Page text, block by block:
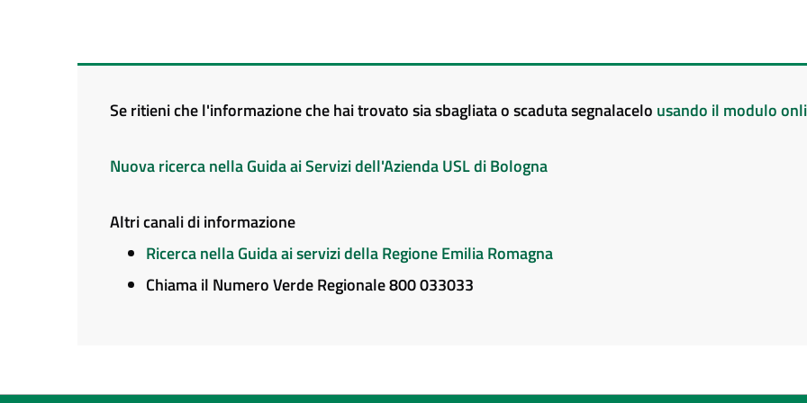
Se ritieni che l'informazione che hai trovato sia sbagliata o scaduta segnalacelo usando il modulo
Nuova ricerca nella Guida ai Servizi dell'Azienda USL di Bologna
Altri canali di informazione
Ricerca nella Guida ai servizi della Regione Emilia Romagna
Chiama il Numero Verde Regionale 800 033033